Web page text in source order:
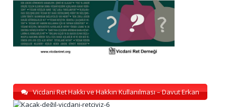
Vicdani Ret Hakkı ve Hakkın Kullanılması – Davut Erkan